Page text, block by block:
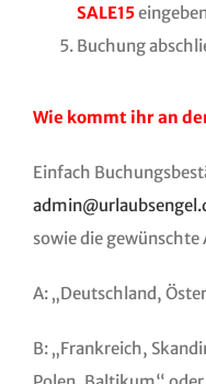
SALE15
Buchung
Wie kommt ihr an
Einfach
sowie die gewünschte
A: „Deutschland,
B: „Frankreich,